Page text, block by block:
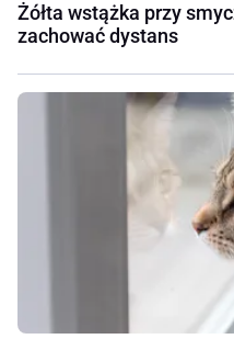
Żółta wstążka przy
zachować dystans